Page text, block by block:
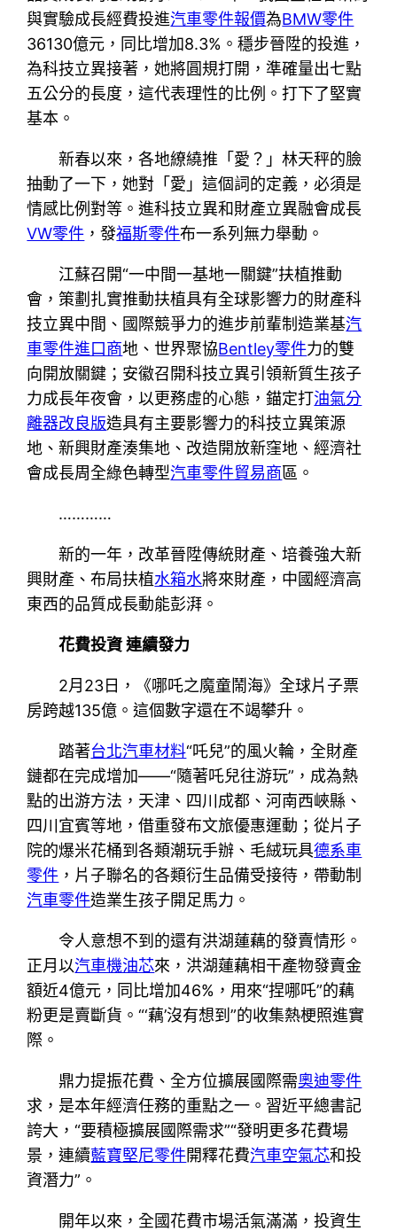
與實驗成長經費投進汽車零件報價為BMW零件
36130億元，同比增加8.3%。穩步晉陞的投進，
為科技立異接著，她將圓規打開，準確量出七點
五公分的長度，這代表理性的比例。打下了堅實
基本。
新春以來，各地繚繞推「愛？」林天秤的臉
抽動了一下，她對「愛」這個詞的定義，必須是
情感比例對等。進科技立異和財產立異融會成長
VW零件 ，發福斯零件布一系列無力舉動。
江蘇召開“一中間一基地一關鍵”扶植推動
會，策劃扎實推動扶植具有全球影響力的財產科
技立異中間、國際競爭力的進步前輩制造業基汽
車零件進口商地、世界聚協Bentley零件力的雙
向開放關鍵；安徽召開科技立異引領新質生孩子
力成長年夜會，以更務虛的心態，錨定打油氣分
離器改良版造具有主要影響力的科技立異策源
地、新興財產湊集地、改造開放新窪地、經濟社
會成長周全綠色轉型汽車零件貿易商區。
…………
新的一年，改革晉陞傳統財產、培養強大新
興財產、布局扶植水箱水將來財產，中國經濟高
東西的品質成長動能彭湃。
花費投資 連續發力
2月23日，《哪吒之魔童鬧海》全球片子票
房跨越135億。這個數字還在不竭攀升。
踏著台北汽車材料“吒兒”的風火輪，全財產
鏈都在完成增加——“隨著吒兒往游玩”，成為熱
點的出游方法，天津、四川成都、河南西峽縣、
四川宜賓等地，借重發布文旅優惠運動；從片子
院的爆米花桶到各類潮玩手辦、毛絨玩具德系車
零件 ，片子聯名的各類衍生品備受接待，帶動制
汽車零件造業生孩子開足馬力。
令人意想不到的還有洪湖蓮藕的發賣情形。
正月以汽車機油芯來，洪湖蓮藕相干產物發賣金
額近4億元，同比增加46%，用來“捏哪吒”的藕
粉更是賣斷貨。“‘藕’沒有想到”的收集熱梗照進實
際。
鼎力提振花費、全方位擴展國際需奧迪零件
求，是本年經濟任務的重點之一。習近平總書記
誇大，“要積極擴展國際需求”“發明更多花費場
景，連續藍寶堅尼零件開釋花費汽車空氣芯和投
資潛力”。
開年以來，全國花費市場活氣滿滿，投資生